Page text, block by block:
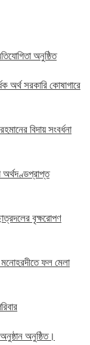
অনুষ্ঠিত
অর্থ সরকারি কোষাগারে
বিদায় সংবর্ধনা
অর্থদণ্ডপ্রাপ্ত
বৃক্ষরোপণ
ফল মেলা
অনুষ্ঠিত।